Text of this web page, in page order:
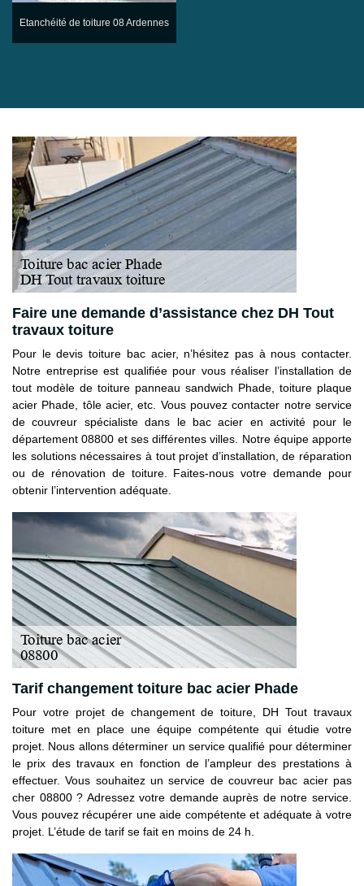
Etanchéité de toiture 08 Ardennes
Faire une demande d’assistance chez DH Tout
travaux toiture
Pour le devis toiture bac acier, n’hésitez pas à nous contacter.
Notre entreprise est qualifiée pour vous réaliser l’installation de
tout modèle de toiture panneau sandwich Phade, toiture plaque
acier Phade, tôle acier, etc. Vous pouvez contacter notre service
de couvreur spécialiste dans le bac acier en activité pour le
département 08800 et ses différentes villes. Notre équipe apporte
les solutions nécessaires à tout projet d’installation, de réparation
ou de rénovation de toiture. Faites-nous votre demande pour
obtenir l’intervention adéquate.
Tarif changement toiture bac acier Phade
Pour votre projet de changement de toiture, DH Tout travaux
toiture met en place une équipe compétente qui étudie votre
projet. Nous allons déterminer un service qualifié pour déterminer
le prix des travaux en fonction de l’ampleur des prestations à
effectuer. Vous souhaitez un service de couvreur bac acier pas
cher 08800 ? Adressez votre demande auprès de notre service.
Vous pouvez récupérer une aide compétente et adéquate à votre
projet. L’étude de tarif se fait en moins de 24 h.